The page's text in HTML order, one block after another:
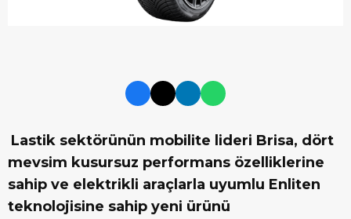
Lastik sektörünün mobilite lideri Brisa, dört
mevsim kusursuz performans özelliklerine
sahip ve elektrikli araçlarla uyumlu Enliten
teknolojisine sahip yeni ürünü